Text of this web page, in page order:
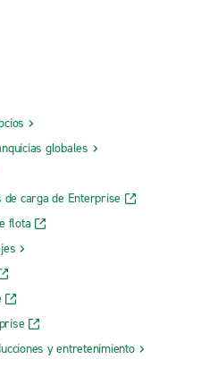
globales
carga de Enterprise
flota
y entretenimiento